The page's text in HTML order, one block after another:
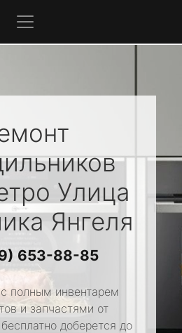
Улица
Янгеля
653-88-85
полным инвентарем
и запчастями от
доберется до